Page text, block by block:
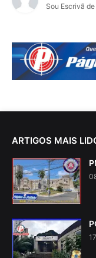
Sou Escrivã
ARTIGOS MAIS